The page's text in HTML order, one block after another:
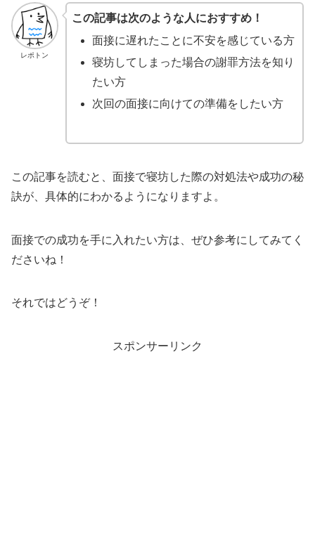
レポトン
この記事は次のような人におすすめ！
面接に遅れたことに不安を感じている方
寝坊してしまった場合の謝罪方法を知り
たい方
次回の面接に向けての準備をしたい方
この記事を読むと、面接で寝坊した際の対処法や成功の秘
訣が、具体的にわかるようになりますよ。
面接での成功を手に入れたい方は、ぜひ参考にしてみてく
ださいね！
それではどうぞ！
スポンサーリンク